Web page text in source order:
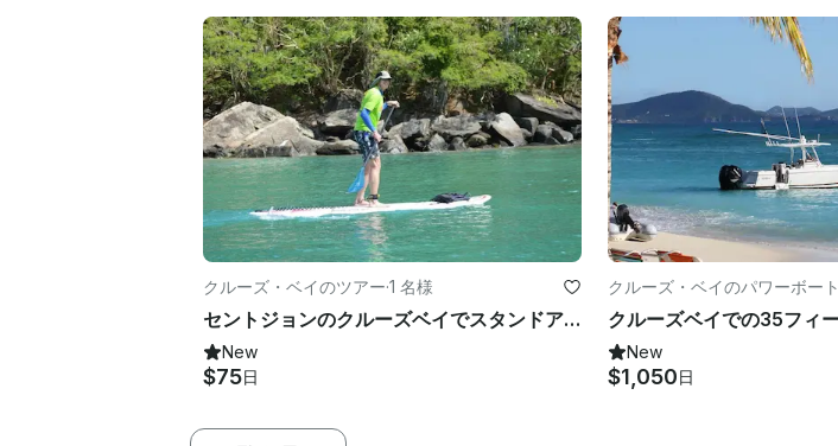
クルーズ・ベイのツアー·1 名様
セントジョンのクルーズベイでスタンドアップパドルボードレンタルをお楽しみください
New
$75日
クルーズ・ベイのパワーボート
New
$1,050日